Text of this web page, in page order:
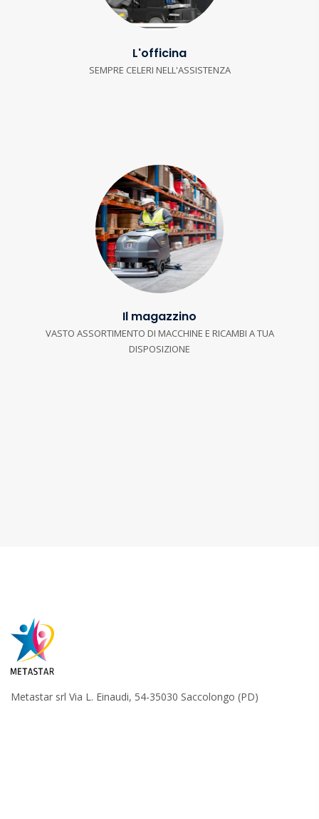
L'officina
SEMPRE CELERI NELL'ASSISTENZA
Il magazzino
VASTO ASSORTIMENTO DI MACCHINE E RICAMBI A TUA
DISPOSIZIONE
Metastar srl Via L. Einaudi, 54-35030 Saccolongo (PD)